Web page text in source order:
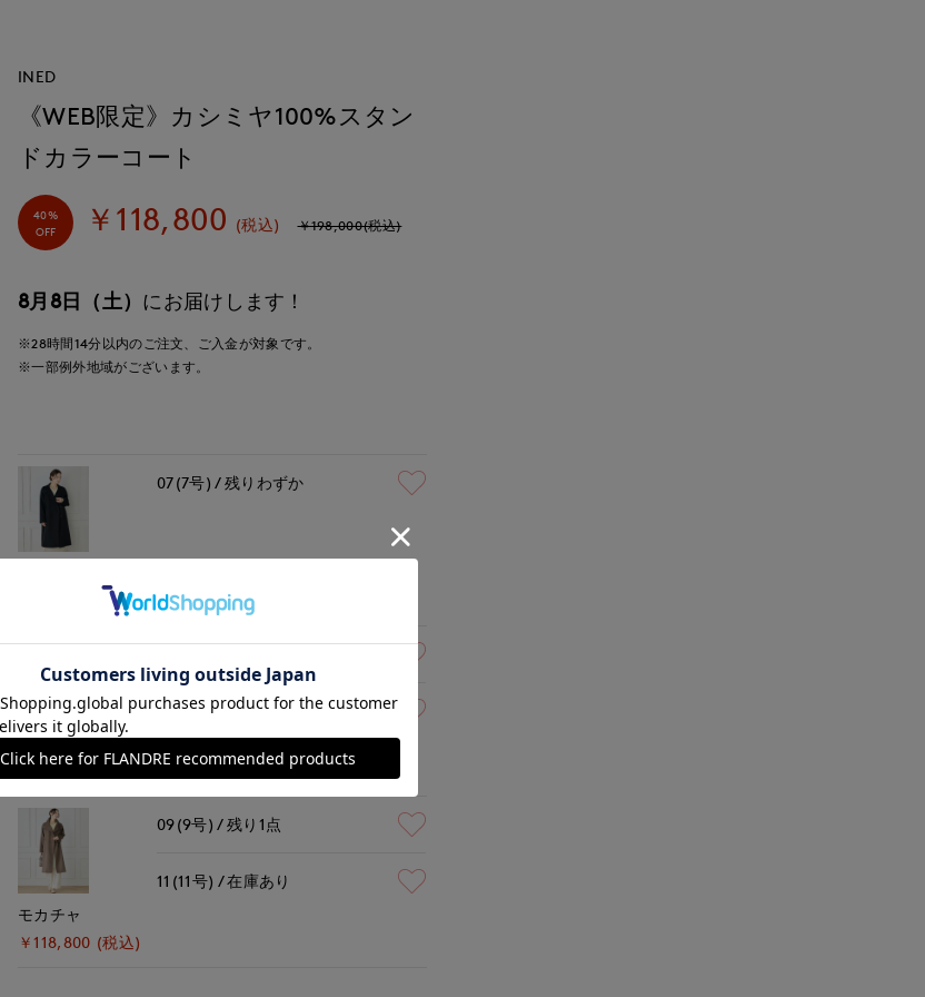
モデル身長:165cm 着用サイズ:09(M)
INED
《WEB限定》カシミヤ100%スタン
ドカラーコート
40%
OFF
￥118,800 (税込) ￥198,000(税込)
8月8日（土） にお届けします！
※28時間14分以内のご注文、ご入金が対象です。
※一部例外地域がございます。
￥118,800 (税込)
07(7号) 残りわずか
ピンク
￥118,800 (税込)
11(11号) 在庫あり
モカチャ
￥118,800 (税込)
09(9号) 残り1点
11(11号) 在庫あり